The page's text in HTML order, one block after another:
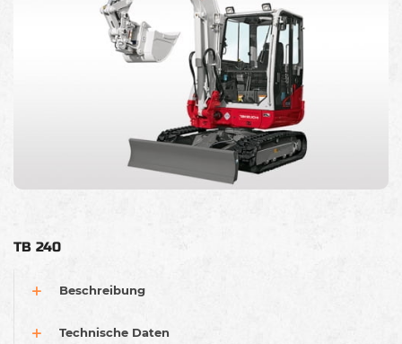
TB 240
Beschreibung
Technische Daten